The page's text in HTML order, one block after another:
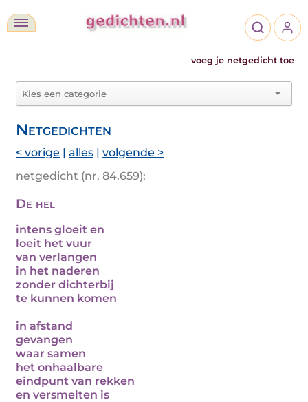
voeg je netgedicht toe
Netgedichten
< vorige | alles | volgende >
netgedicht (nr. 84.659):
De hel
intens gloeit en
loeit het vuur
van verlangen
in het naderen
zonder dichterbij
te kunnen komen
in afstand
gevangen
waar samen
het onhaalbare
eindpunt van rekken
en versmelten is